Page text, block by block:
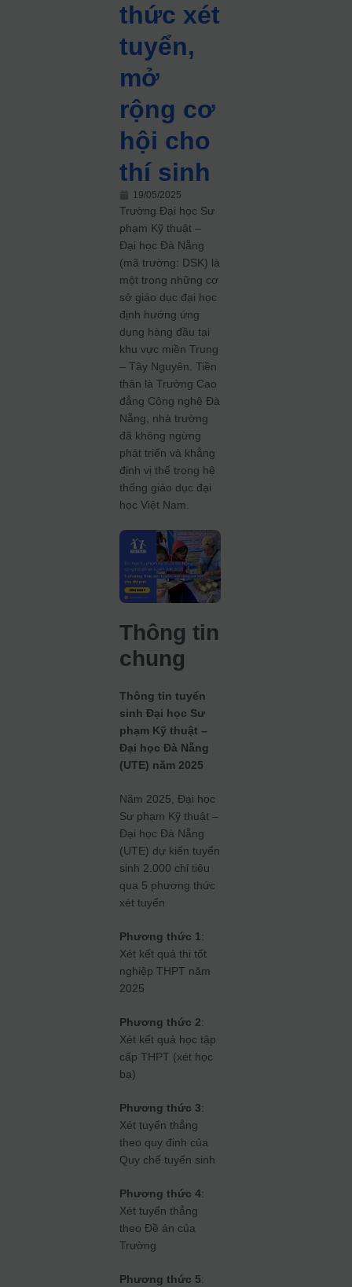
thức xét
tuyển,
mở
rộng cơ
hội cho
thí sinh
19/05/2025
Trường Đại học Sư
phạm Kỹ thuật –
Đại học Đà Nẵng
(mã trường: DSK) là
một trong những cơ
sở giáo dục đại học
định hướng ứng
dụng hàng đầu tại
khu vực miền Trung
– Tây Nguyên. Tiền
thân là Trường Cao
đẳng Công nghệ Đà
Nẵng, nhà trường
đã không ngừng
phát triển và khẳng
định vị thế trong hệ
thống giáo dục đại
học Việt Nam.
Thông tin
chung
Thông tin tuyển
sinh Đại học Sư
phạm Kỹ thuật –
Đại học Đà Nẵng
(UTE) năm 2025
Năm 2025, Đại học
Sư phạm Kỹ thuật –
Đại học Đà Nẵng
(UTE) dự kiến tuyển
sinh 2.000 chỉ tiêu
qua 5 phương thức
xét tuyển
Phương thức 1:
Xét kết quả thi tốt
nghiệp THPT năm
2025
Phương thức 2:
Xét kết quả học tập
cấp THPT (xét học
bạ)
Phương thức 3:
Xét tuyển thẳng
theo quy đinh của
Quy chế tuyển sinh
Phương thức 4:
Xét tuyển thẳng
theo Đề án của
Trường
Phương thức 5: